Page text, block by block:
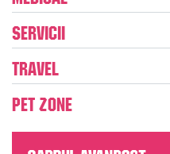
Servicii
Travel
Pet Zone